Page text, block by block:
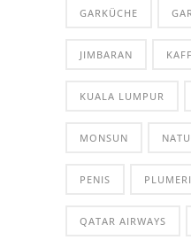
GARKÜCHE
JIMBARAN
KUALA LUMPUR
MONSUN
PENIS
QATAR AIRWAYS